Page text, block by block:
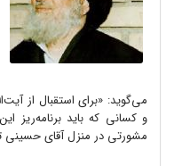
می‌گوید: «برای استقبال از
و کسانی که باید برنامه‌ریز
مشورتی در منزل آقای حسینی